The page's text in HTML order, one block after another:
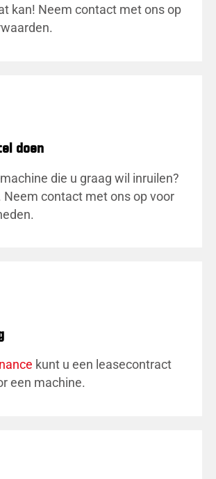
kan! Neem contact met ons op
doen
die u graag wil inruilen?
Neem contact met ons op voor
kunt u een leasecontract
een machine.